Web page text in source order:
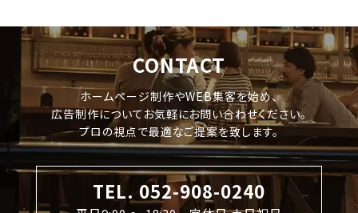
CONTACT
ホームページ制作やWEB集客を始め、
広告制作についてお気軽にお問い合わせください。
プロの視点で最適なご提案を致します。
TEL. 052-908-0240